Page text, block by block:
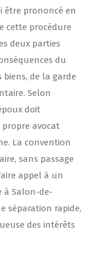
être prononcé en
cette procédure
deux parties
du
biens, de la garde
Selon
doit
propre avocat
La convention
sans passage
appel à un
à Salon-de-
séparation rapide,
des intérêts